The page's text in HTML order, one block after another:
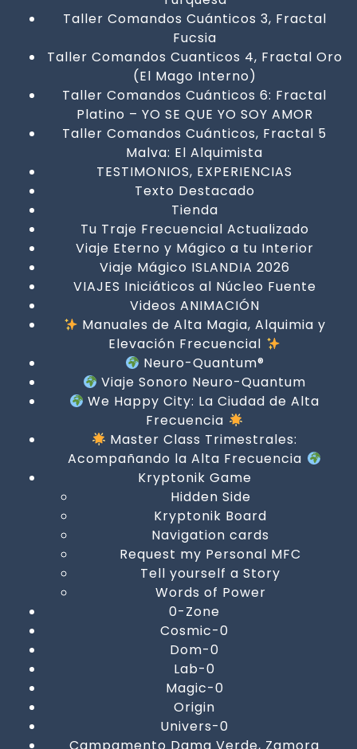
Taller Comandos Cuánticos 3, Fractal
Fucsia
Taller Comandos Cuanticos 4, Fractal Oro
(El Mago Interno)
Taller Comandos Cuánticos 6: Fractal
Platino – YO SE QUE YO SOY AMOR
Taller Comandos Cuánticos, Fractal 5
Malva: El Alquimista
TESTIMONIOS, EXPERIENCIAS
Texto Destacado
Tienda
Tu Traje Frecuencial Actualizado
Viaje Eterno y Mágico a tu Interior
Viaje Mágico ISLANDIA 2026
VIAJES Iniciáticos al Núcleo Fuente
Videos ANIMACIÓN
Manuales de Alta Magia, Alquimia y
Elevación Frecuencial
Neuro-Quantum®
Viaje Sonoro Neuro-Quantum
We Happy City: La Ciudad de Alta
Frecuencia
Master Class Trimestrales:
Acompañando la Alta Frecuencia
Kryptonik Game
Hidden Side
Kryptonik Board
Navigation cards
Request my Personal MFC
Tell yourself a Story
Words of Power
0-Zone
Cosmic-0
Dom-0
Lab-0
Magic-0
Origin
Univers-0